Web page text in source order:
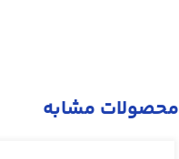
محصولات مشابه